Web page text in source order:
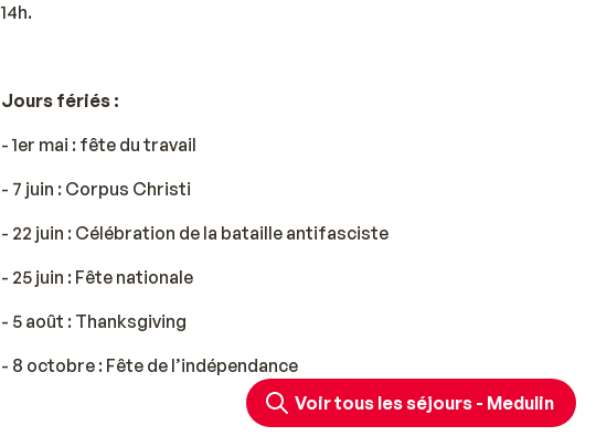
14h.
Jours fériés :
- 1er mai : fête du travail
- 7 juin : Corpus Christi
- 22 juin : Célébration de la bataille antifasciste
- 25 juin : Fête nationale
- 5 août : Thanksgiving
- 8 octobre : Fête de l’indépendance
Voir tous les séjours - Medulin